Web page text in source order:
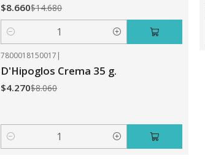
$8.660$14.680
Cantidad
7800018150017 |
D'Hipoglos Crema 35 g.
$4.270$8.060
Cantidad